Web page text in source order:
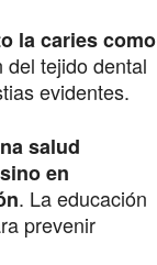
la caries como
del tejido dental
evidentes.
salud
en
. La educación
prevenir